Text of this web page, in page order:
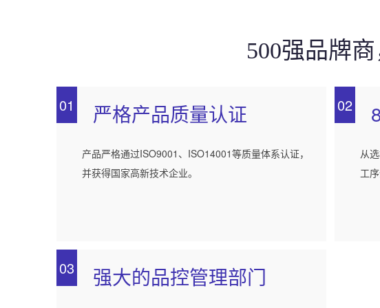
500强品牌
01 严格产品质量认证
产品严格通过ISO9001、ISO14001等质量体系认证，
并获得国家高新技术企业。
02
从
工
03 强大的品控管理部门